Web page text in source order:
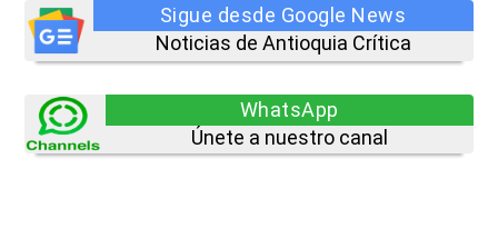
Sigue desde Google News
Noticias de Antioquia Crítica
WhatsApp
Únete a nuestro canal